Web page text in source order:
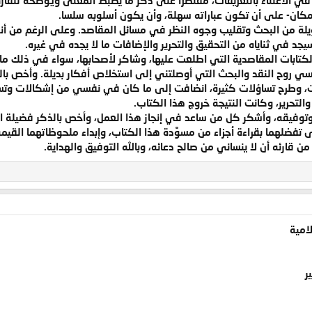
على أن تكون عباراته سهلة، وأن يكون أسلوبه سلسا.
من البحث وتقليب وجوه النظر في مسائل المقاصد. وعلى الرغم
في ثناياه من التحقيق والتحرير والإضافات ما لا يجده في غيره.
المقاصدية التي اطلعت عليها، وشاكر لأصحابها، سواء في ذلك
روح النقد والبحث التي أوصلتني إلى استخلاص أفكار بديلة. وأخص
وطرح تساؤلات كثيرة، انضافت إلى ما كان في نفسي من إشكالات
وكانت النتيجة خروج هذا الكتاب.
وأشكر كل من ساعد في إنجاز هذا العمل، وأخص بالذكر فضيلة
بقراءة أجزاء من مسوَّدة هذا الكتاب، وإبداء ملحوظاتهما
قارئه أن لا ينساني من صالح دعائه، وبالله التوفيق والهداية.